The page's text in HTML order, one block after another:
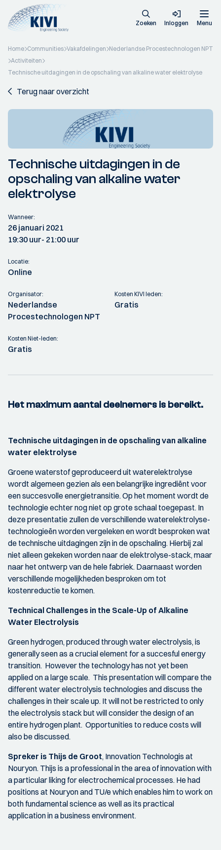
Zoeken Inloggen Menu
Home Communities Vakafdelingen Nederlandse Procestechnologen NPT
Activiteiten
Technische uitdagingen in de opschaling van alkaline water elektrolyse
Terug naar overzicht
Technische uitdagingen in de
opschaling van alkaline water
elektrolyse
Wanneer:
26 januari 2021
19:30 uur- 21:00 uur
Locatie:
Online
Organisator:
Nederlandse
Procestechnologen NPT
Kosten KIVI leden:
Gratis
Kosten Niet-leden:
Gratis
Het maximum aantal deelnemers is bereikt.
Technische uitdagingen in de opschaling van alkaline
water elektrolyse
Groene waterstof geproduceerd uit waterelektrolyse
wordt algemeen gezien als een belangrijke ingrediënt voor
een succesvolle energietransitie. Op het moment wordt de
technologie echter nog niet op grote schaal toegepast. In
deze presentatie zullen de verschillende waterelektrolyse-
technologieën worden vergeleken en wordt besproken wat
de technische uitdagingen zijn in de opschaling. Hierbij zal
niet alleen gekeken worden naar de elektrolyse-stack, maar
naar het ontwerp van de hele fabriek. Daarnaast worden
verschillende mogelijkheden besproken om tot
kostenreductie te komen.
Technical Challenges in the Scale-Up of Alkaline
Water Electrolysis
Green hydrogen, produced through water electrolysis, is
generally seen as a crucial element for a succesful energy
transition. However the technology has not yet been
applied on a large scale. This presentation will compare the
different water electrolysis technologies and discuss the
challenges in their scale up. It will not be restricted to only
the electrolysis stack but will consider the design of an
entire hydrogen plant. Opportunities to reduce costs will
also be discussed.
Spreker is Thijs de Groot, Innovation Technologis at
Nouryon. Thijs is a professional in the area of innovation with
a particular liking for electrochemical processes. He had
positions at Nouryon and TU/e which enables him to work on
both fundamental science as well as its practical
application in a business environment.